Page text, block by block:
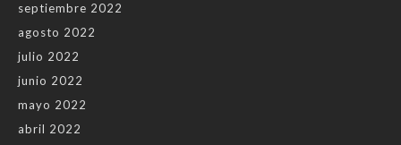
septiembre 2022
agosto 2022
julio 2022
junio 2022
mayo 2022
abril 2022